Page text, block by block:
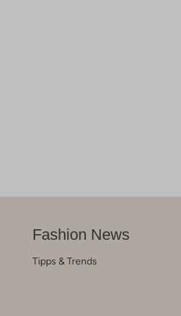
Fashion News
Tipps & Trends